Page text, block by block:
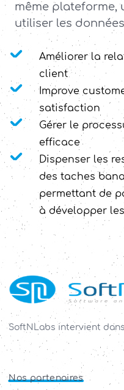
même plateforme,
utiliser les
Améliorer la
client
Improve
satisfaction
Gérer le
efficace
Dispenser les
des taches
permettant de
à développer
SoftNLabs intervient
Nos partenaires